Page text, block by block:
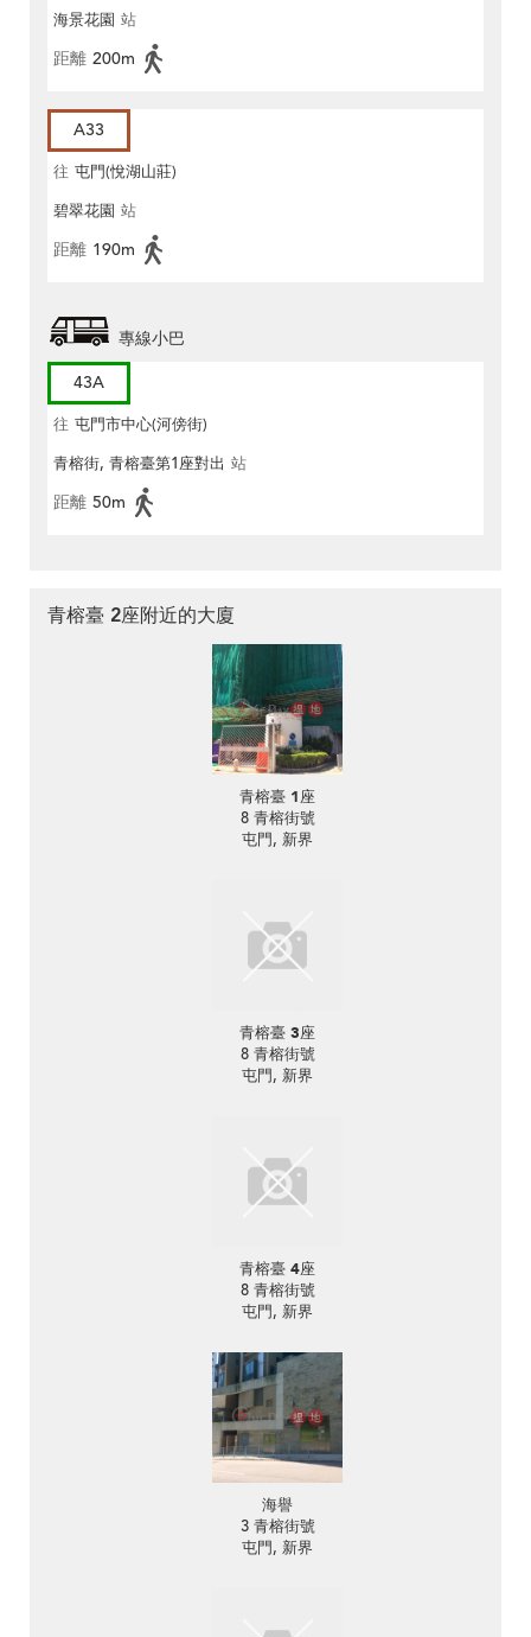
海景花園 站
距離 200m
A33
往 屯門(悅湖山莊)
碧翠花園 站
距離 190m
專線小巴
43A
往 屯門市中心(河傍街)
青榕街, 青榕臺第1座對出 站
距離 50m
青榕臺 2座附近的大廈
青榕臺 1座
8 青榕街號
屯門, 新界
青榕臺 3座
8 青榕街號
屯門, 新界
青榕臺 4座
8 青榕街號
屯門, 新界
海譽
3 青榕街號
屯門, 新界